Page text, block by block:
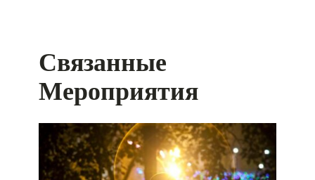
Связанные
Мероприятия